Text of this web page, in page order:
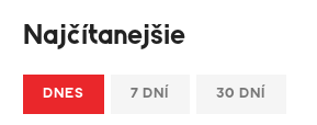
Najčítanejšie
DNES 7 DNÍ 30 DNÍ